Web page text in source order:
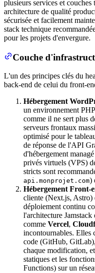
plusieurs services et
architecture de qualité
sécurisée et facilement
stack technique
pour les projets d'envergure.
Couche
L'un des principes clés du
back-end de celui du front-
Hébergement
un environnement
comme il ne sert plus
serveurs frontaux
optimisé pour le
de réponse de l'API
d'hébergement
privés virtuels (VPS)
stricts sont
api.monprojet.com)
Hébergement Front-
cliente (Next.js, Astro)
déploiement continu
l'architecture
comme Vercel,
incontournables. Elles
code (GitHub,
chaque modification,
statiques et les
Functions) sur un